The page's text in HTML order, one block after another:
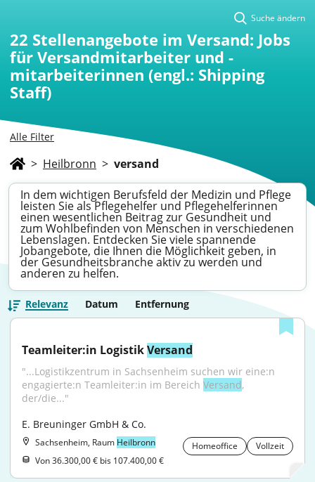
Alle Filter
Suche ändern
22 Stellenangebote im Versand: Jobs
für Versandmitarbeiter und -
mitarbeiterinnen (engl.: Shipping
Staff)
> Heilbronn > versand
In dem wichtigen Berufsfeld der Medizin und Pflege
leisten Sie als Pflegehelfer und Pflegehelferinnen
einen wesentlichen Beitrag zur Gesundheit und
zum Wohlbefinden von Menschen in verschiedenen
Lebenslagen. Entdecken Sie viele spannende
Jobangebote, die Ihnen die Möglichkeit geben, in
der Gesundheitsbranche aktiv zu werden und
anderen zu helfen.
Relevanz Datum Entfernung
Teamleiter:in Logistik Versand
"...Logistikzentrum in Sachsenheim suchen wir eine:n
engagierte:n Teamleiter:in im Bereich Versand,
der/die..."
E. Breuninger GmbH & Co.
Sachsenheim, Raum Heilbronn Homeoffice
Vollzeit
Von 36.300,00 € bis 107.400,00 €